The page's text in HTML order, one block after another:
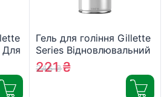
Для
Гель для гоління Gillette
Series Відновлювальний
із зеленим чаєм 200 мл
(7702018619658)
246₴
221₴